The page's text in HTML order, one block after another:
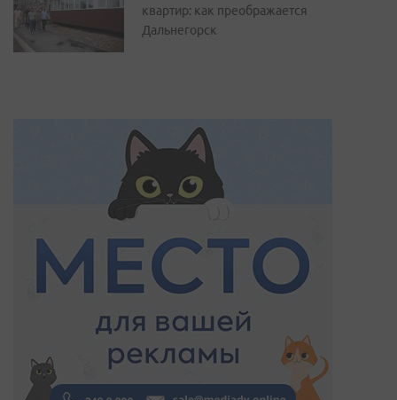
квартир: как преображается
Дальнегорск